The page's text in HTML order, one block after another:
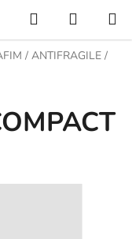
Hľadať
KOŠÍK
/ ANTIFRAGILE /